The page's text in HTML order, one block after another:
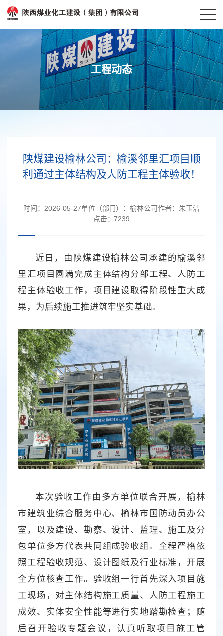
工程动态
陕煤建设榆林公司：榆溪邻里汇项目顺
利通过主体结构及人防工程主体验收！
时间： 2026-05-27单位（部门）： 榆林公司作者： 朱玉洁
点击： 7239
近日，由陕煤建设榆林公司承建的榆溪邻
里汇项目圆满完成主体结构分部工程、人防工
程主体验收工作，项目建设取得阶段性重大成
果，为后续施工推进筑牢坚实基础。
本次验收工作由多方单位联合开展，榆林
市建筑业综合服务中心、榆林市国防动员办公
室，以及建设、勘察、设计、监理、施工及分
包单位多方代表共同组成验收组。全程严格依
照工程验收规范、设计图纸及行业标准，开展
全方位核查工作。验收组一行首先深入项目施
工现场，对主体结构施工质量、人防工程施工
成效、实体安全性能等进行实地踏勘检查；随
后召开验收专题会议，认真听取项目施工管